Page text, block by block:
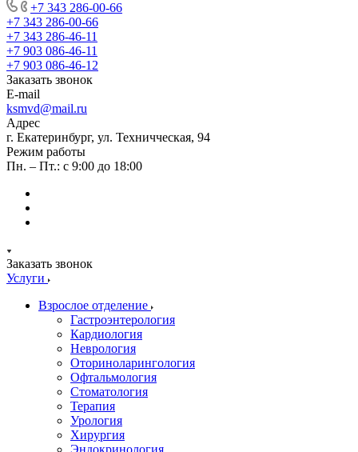
+7 343 286-00-66
+7 343 286-00-66
+7 343 286-46-11
+7 903 086-46-11
+7 903 086-46-12
Заказать звонок
E-mail
ksmvd@mail.ru
Адрес
г. Екатеринбург, ул. Техничческая, 94
Режим работы
Пн. – Пт.: с 9:00 до 18:00
Заказать звонок
Услуги
Взрослое отделение
Гастроэнтерология
Кардиология
Неврология
Оториноларингология
Офтальмология
Стоматология
Терапия
Урология
Хирургия
Эндокринология